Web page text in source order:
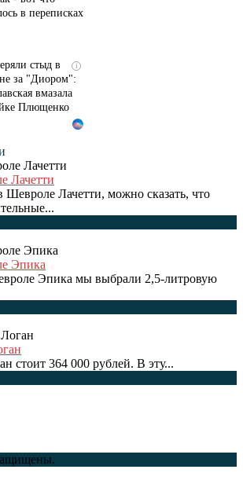
в переписках
i
стыд в
за "Диором":
вмазала
Плющенко
Лачетти
Шевроле Лачетти, можно сказать, что
Эпика
Эпика мы выбрали 2,5-литровую
стоит 364 000 рублей. В эту...